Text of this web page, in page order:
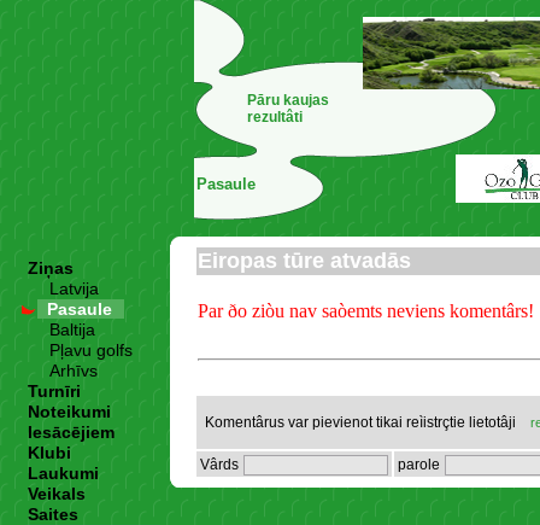
Pasaule
Pāru kaujas
rezultâti
Ziņas
Latvija
Pasaule
Baltija
Pļavu golfs
Arhīvs
Turnīri
Noteikumi
Iesācējiem
Klubi
Laukumi
Veikals
Saites
Eiropas tūre atvadās
Par ðo ziòu nav saòemts neviens komentârs!
Komentârus var pievienot tikai reìistrçtie lietotâji
Vârds parole